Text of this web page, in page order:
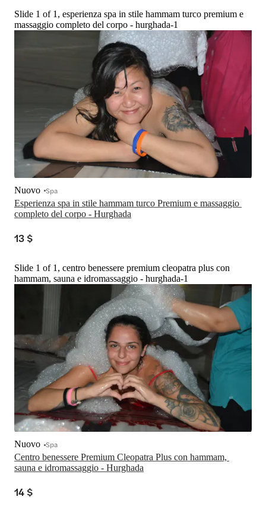
Slide 1 of 1, esperienza spa in stile hammam turco premium e
massaggio completo del corpo - hurghada-1
Esperienza spa in stile hammam turco Premium e massaggio
completo del corpo - Hurghada
Nuovo Spa
13 $
Slide 1 of 1, centro benessere premium cleopatra plus con
hammam, sauna e idromassaggio - hurghada-1
Centro benessere Premium Cleopatra Plus con hammam,
sauna e idromassaggio - Hurghada
Nuovo Spa
14 $